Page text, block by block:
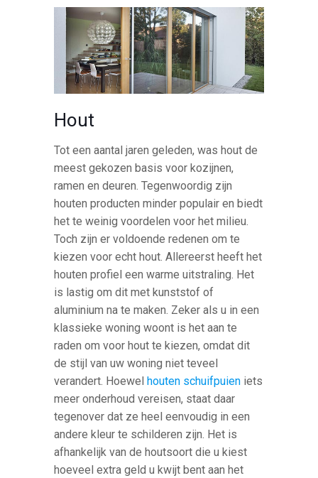
Hout
Tot een aantal jaren geleden, was hout de
meest gekozen basis voor kozijnen,
ramen en deuren. Tegenwoordig zijn
houten producten minder populair en biedt
het te weinig voordelen voor het milieu.
Toch zijn er voldoende redenen om te
kiezen voor echt hout. Allereerst heeft het
houten profiel een warme uitstraling. Het
is lastig om dit met kunststof of
aluminium na te maken. Zeker als u in een
klassieke woning woont is het aan te
raden om voor hout te kiezen, omdat dit
de stijl van uw woning niet teveel
verandert. Hoewel houten schuifpuien iets
meer onderhoud vereisen, staat daar
tegenover dat ze heel eenvoudig in een
andere kleur te schilderen zijn. Het is
afhankelijk van de houtsoort die u kiest
hoeveel extra geld u kwijt bent aan het